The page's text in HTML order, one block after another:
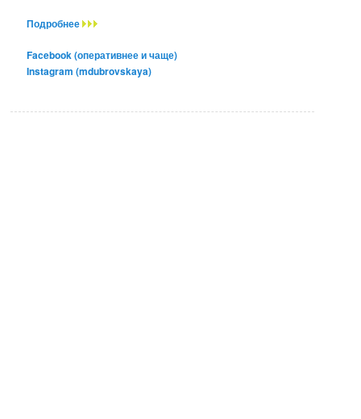
Подробнее
Facebook (оперативнее и чаще)
Instagram (mdubrovskaya)